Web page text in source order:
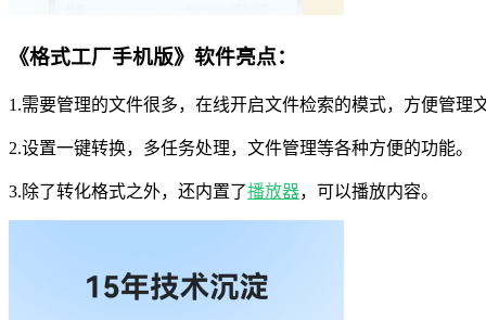
《格式工厂手机版》软件亮点：
1.需要管理的文件很多，在线开启文件检索的模式，方便管理
2.设置一键转换，多任务处理，文件管理等各种方便的功能。
3.除了转化格式之外，还内置了播放器，可以播放内容。